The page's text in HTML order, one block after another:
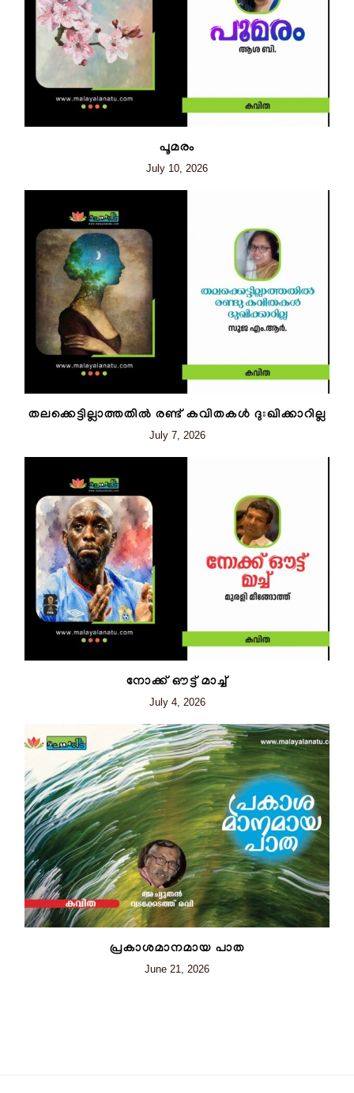
പൂമരം
July 10, 2026
തലക്കെട്ടില്ലാത്തതിൽ രണ്ട് കവിതകൾ ദുഃഖിക്കാറില്ല
July 7, 2026
നോക്ക് ഔട്ട് മാച്ച്
July 4, 2026
പ്രകാശമാനമായ പാത
June 21, 2026